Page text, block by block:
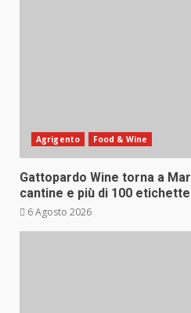
Agrigento Food & Wine
Gattopardo Wine torna a
cantine e più di 100
6 Agosto 2026